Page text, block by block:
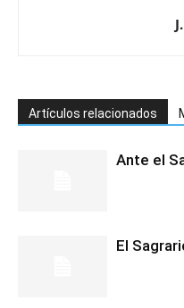
Artículos relacionados
Ante el
El